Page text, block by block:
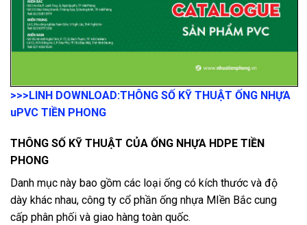
>>>LINH DOWNLOAD:THÔNG SỐ KỸ THUẬT ỐNG NHỰA
uPVC TIỀN PHONG
THÔNG SỐ KỸ THUẬT CỦA ỐNG NHỰA HDPE TIỀN
PHONG
Danh mục này bao gồm các loại ống có kích thước và độ
dày khác nhau, công ty cổ phần ống nhựa MIền Bắc cung
cấp phân phối và giao hàng toàn quốc.